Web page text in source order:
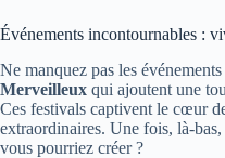
Événements incontournables :
Ne manquez pas les
Merveilleux qui ajoutent une
Ces festivals captivent le cœur
extraordinaires. Une fois, là-
vous pourriez créer ?